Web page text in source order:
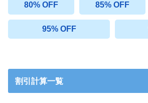
80% OFF 85% OFF
95% OFF
割引計算一覧